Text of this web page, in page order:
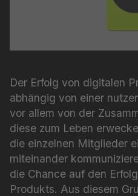
Der Erfolg von digitalen
abhängig von einer
vor allem von der
diese zum Leben
die einzelnen Mitglieder
miteinander
die Chance auf den
Produkts. Aus diesem